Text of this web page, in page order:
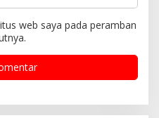
web saya pada peramban